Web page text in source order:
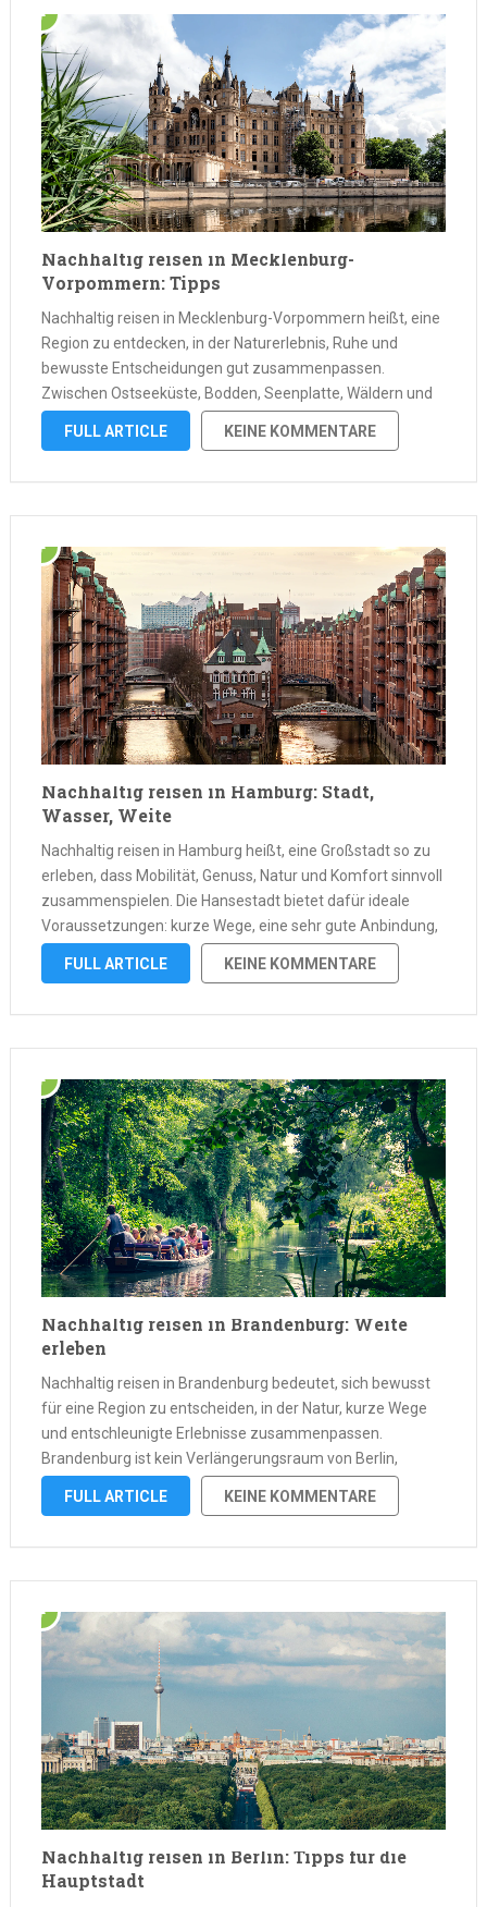
Nachhaltig reisen in Mecklenburg-
Vorpommern: Tipps
Nachhaltig reisen in Mecklenburg-Vorpommern heißt, eine
Region zu entdecken, in der Naturerlebnis, Ruhe und
bewusste Entscheidungen gut zusammenpassen.
Zwischen Ostseeküste, Bodden, Seenplatte, Wäldern und
Schutzgebieten entsteht ein Reiseziel, das entschleunigt,
ohne an Vielfalt zu verlieren. Wer hier Urlaub macht, kann
FULL ARTICLE KEINE KOMMENTARE
Nachhaltig reisen in Hamburg: Stadt,
Wasser, Weite
Nachhaltig reisen in Hamburg heißt, eine Großstadt so zu
erleben, dass Mobilität, Genuss, Natur und Komfort sinnvoll
zusammenspielen. Die Hansestadt bietet dafür ideale
Voraussetzungen: kurze Wege, eine sehr gute Anbindung,
viel Wasser, überraschend viele grüne Rückzugsorte und
eine Stadtkultur, die sich gut ohne Auto erschließen lässt. …
FULL ARTICLE KEINE KOMMENTARE
Nachhaltig reisen in Brandenburg: Weite
erleben
Nachhaltig reisen in Brandenburg bedeutet, sich bewusst
für eine Region zu entscheiden, in der Natur, kurze Wege
und entschleunigte Erlebnisse zusammenpassen.
Brandenburg ist kein Verlängerungsraum von Berlin,
sondern ein eigenes Reiseland mit klarer Identität: weite
Landschaften, stille Seen, dichte Wälder,
FULL ARTICLE KEINE KOMMENTARE
Nachhaltig reisen in Berlin: Tipps für die
Hauptstadt